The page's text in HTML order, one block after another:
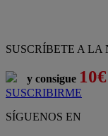
SUSCRÍBETE A LA
y consigue 10€
SUSCRIBIRME
SÍGUENOS EN